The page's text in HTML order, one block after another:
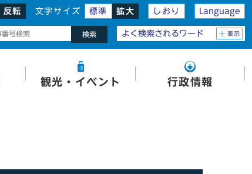
反転 文字サイズ 標準 拡大 しおり Language
検索 よく検索されるワード 表示
観光・イベント 行政情報